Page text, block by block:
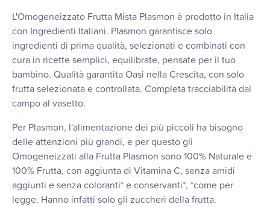
L'Omogeneizzato Frutta Mista Plasmon è prodotto in Italia
con Ingredienti Italiani. Plasmon garantisce solo
ingredienti di prima qualità, selezionati e combinati con
cura in ricette semplici, equilibrate, pensate per il tuo
bambino. Qualità garantita Oasi nella Crescita, con solo
frutta selezionata e controllata. Completa tracciabilità dal
campo al vasetto.
Per Plasmon, l'alimentazione dei più piccoli ha bisogno
delle attenzioni più grandi, e per questo gli
Omogeneizzati alla Frutta Plasmon sono 100% Naturale e
100% Frutta, con aggiunta di Vitamina C, senza amidi
aggiunti e senza coloranti* e conservanti*, *come per
legge. Hanno infatti solo gli zuccheri della frutta.